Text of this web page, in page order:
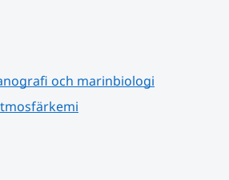
och marinbiologi